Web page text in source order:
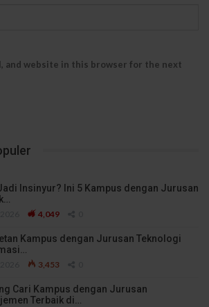
and website in this browser for the next
Insinyur? Ini 5 Kampus dengan Jurusan
4,049
Kampus dengan Jurusan Teknologi
3,453
Cari Kampus dengan Jurusan
Terbaik di…